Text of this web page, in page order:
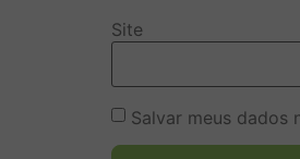
Site
Salvar meus dados